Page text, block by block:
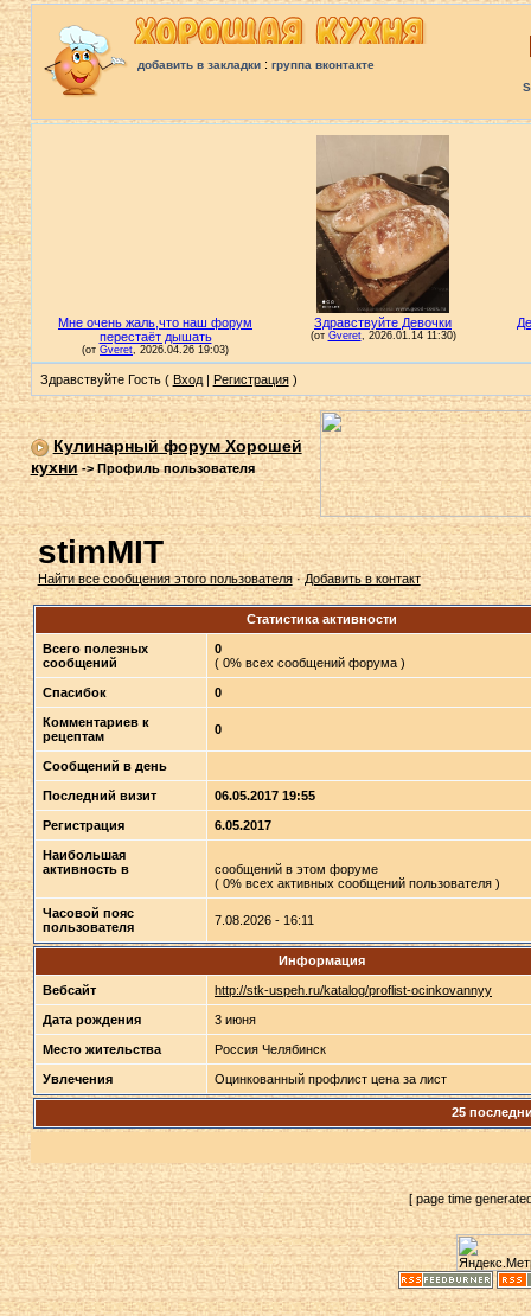
добавить в закладки: группа вконтакте
Здравствуйте Гость ( Вход| Регистрация)
Кулинарный форум Хорошей
кухни->Профиль пользователя
stimMIT
Найти все сообщения этого пользователя·Добавить в контакт
Статистика активности
Всего полезных
сообщений
0
( 0% всех сообщений форума )
Спасибок 0
Комментариев к
рецептам
0
Сообщений в день
Последний визит 06.05.2017 19:55
Регистрация 6.05.2017
Наибольшая
активность в
сообщений в этом форуме
( 0% всех активных сообщений пользователя )
Часовой пояс
пользователя
7.08.2026 - 16:11
Информация
Вебсайт http://stk-uspeh.ru/katalog/proflist-ocinkovannyy
Дата рождения 3 июня
Место жительства Россия Челябинск
Увлечения Оцинкованный профлист цена за лист
25
[ page time